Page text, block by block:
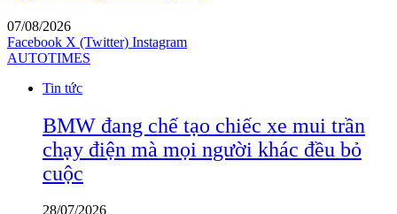
07/08/2026
Facebook X (Twitter) Instagram
AUTOTIMES
Tin tức
BMW đang chế tạo chiếc xe mui trần
chạy điện mà mọi người khác đều bỏ
cuộc
28/07/2026